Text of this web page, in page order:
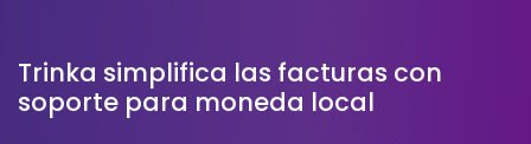
Trinka simplifica las facturas con
soporte para moneda local